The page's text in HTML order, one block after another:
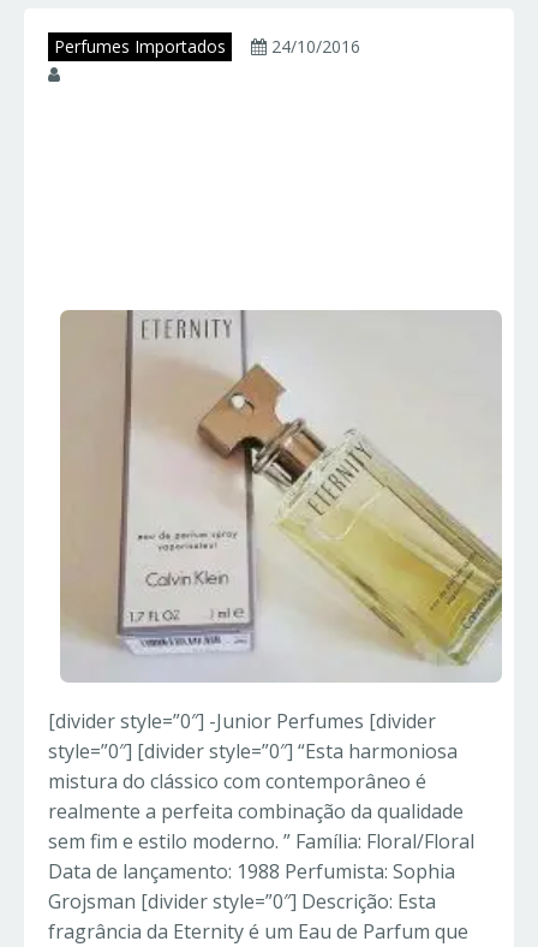
Perfumes Importados
24/10/2016
[divider style=”0″] -Junior Perfumes [divider
style=”0″] [divider style=”0″] “Esta harmoniosa
mistura do clássico com contemporâneo é
realmente a perfeita combinação da qualidade
sem fim e estilo moderno. ” Família: Floral/Floral
Data de lançamento: 1988 Perfumista: Sophia
Grojsman [divider style=”0″] Descrição: Esta
fragrância da Eternity é um Eau de Parfum que